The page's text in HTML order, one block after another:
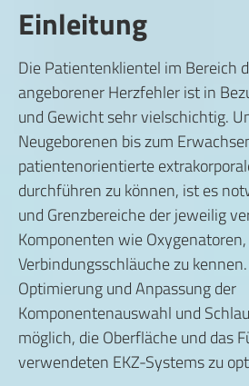
Einleitung
Die Patientenklientel im Bereich
angeborener Herzfehler ist in
und Gewicht sehr vielschichtig.
Neugeborenen bis zum
patientenorientierte
durchführen zu können, ist es
und Grenzbereiche der jeweilig
Komponenten wie
Verbindungsschläuche zu
Optimierung und Anpassung der
Komponentenauswahl und
möglich, die Oberfläche und das
verwendeten EKZ-Systems zu